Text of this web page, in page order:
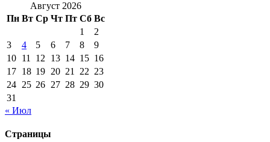
Август 2026
Пн Вт Ср Чт Пт Сб Вс
1
2
3
4 5 6 7 8
9
10 11 12 13 14 15 16
17 18 19 20 21 22 23
24 25 26 27 28 29 30
31
« Июл
Страницы